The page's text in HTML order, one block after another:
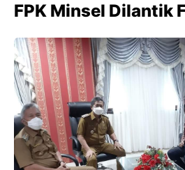
FPK Minsel Dilantik